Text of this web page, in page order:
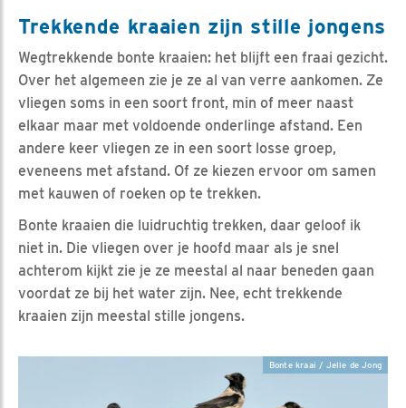
Trekkende kraaien zijn stille jongens
Wegtrekkende bonte kraaien: het blijft een fraai gezicht.
Over het algemeen zie je ze al van verre aankomen. Ze
vliegen soms in een soort front, min of meer naast
elkaar maar met voldoende onderlinge afstand. Een
andere keer vliegen ze in een soort losse groep,
eveneens met afstand. Of ze kiezen ervoor om samen
met kauwen of roeken op te trekken.
Bonte kraaien die luidruchtig trekken, daar geloof ik
niet in. Die vliegen over je hoofd maar als je snel
achterom kijkt zie je ze meestal al naar beneden gaan
voordat ze bij het water zijn. Nee, echt trekkende
kraaien zijn meestal stille jongens.
Bonte kraai / Jelle de Jong